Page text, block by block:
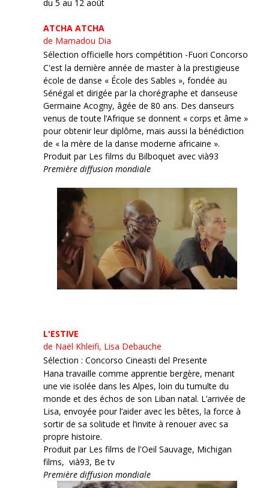
du 5 au 12 août
ATCHA ATCHA
de Mamadou Dia
Sélection officielle hors compétition -Fuori Concorso
C'est la dernière année de master à la prestigieuse
école de danse « École des Sables », fondée au
Sénégal et dirigée par la chorégraphe et danseuse
Germaine Acogny, âgée de 80 ans. Des danseurs
venus de toute l’Afrique se donnent « corps et âme »
pour obtenir leur diplôme, mais aussi la bénédiction
de « la mère de la danse moderne africaine ».
Produit par Les films du Bilboquet avec vià93
Première diffusion mondiale
L'ESTIVE
de Naël Khleifi, Lisa Debauche
Sélection : Concorso Cineasti del Presente
Hana travaille comme apprentie bergère, menant
une vie isolée dans les Alpes, loin du tumulte du
monde et des échos de son Liban natal. L’arrivée de
Lisa, envoyée pour l’aider avec les bêtes, la force à
sortir de sa solitude et l’invite à renouer avec sa
propre histoire.
Produit par Les films de l'Oeil Sauvage, Michigan
films, vià93, Be tv
Première diffusion mondiale